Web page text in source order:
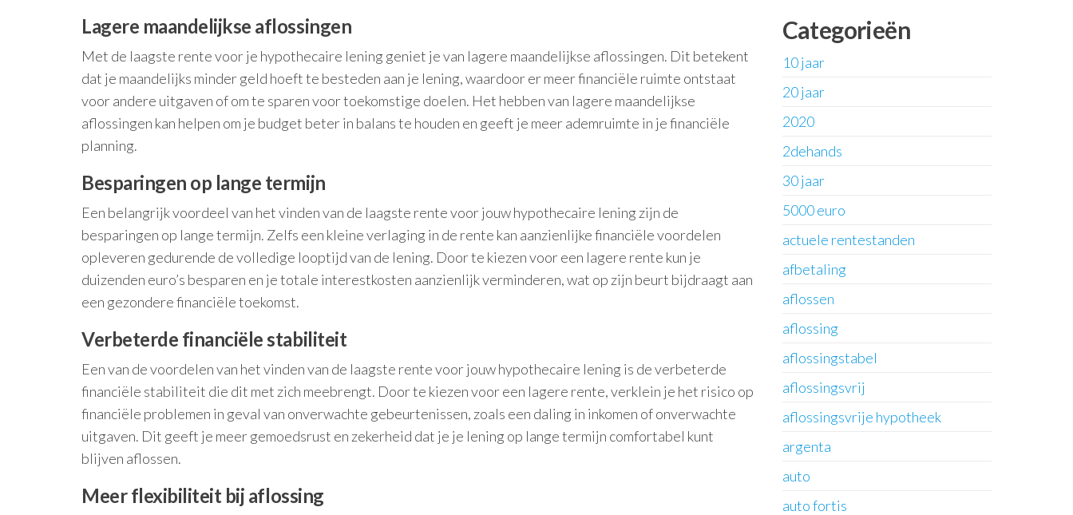
Lagere maandelijkse aflossingen
Met de laagste rente voor je hypothecaire lening geniet je van lagere maandelijkse aflossingen. Dit betekent
dat je maandelijks minder geld hoeft te besteden aan je lening, waardoor er meer financiële ruimte ontstaat
voor andere uitgaven of om te sparen voor toekomstige doelen. Het hebben van lagere maandelijkse
aflossingen kan helpen om je budget beter in balans te houden en geeft je meer ademruimte in je financiële
planning.
Besparingen op lange termijn
Een belangrijk voordeel van het vinden van de laagste rente voor jouw hypothecaire lening zijn de
besparingen op lange termijn. Zelfs een kleine verlaging in de rente kan aanzienlijke financiële voordelen
opleveren gedurende de volledige looptijd van de lening. Door te kiezen voor een lagere rente kun je
duizenden euro’s besparen en je totale interestkosten aanzienlijk verminderen, wat op zijn beurt bijdraagt aan
een gezondere financiële toekomst.
Verbeterde financiële stabiliteit
Een van de voordelen van het vinden van de laagste rente voor jouw hypothecaire lening is de verbeterde
financiële stabiliteit die dit met zich meebrengt. Door te kiezen voor een lagere rente, verklein je het risico op
financiële problemen in geval van onverwachte gebeurtenissen, zoals een daling in inkomen of onverwachte
uitgaven. Dit geeft je meer gemoedsrust en zekerheid dat je je lening op lange termijn comfortabel kunt
blijven aflossen.
Meer flexibiliteit bij aflossing
Categorieën
10 jaar
20 jaar
2020
2dehands
30 jaar
5000 euro
actuele rentestanden
afbetaling
aflossen
aflossing
aflossingstabel
aflossingsvrij
aflossingsvrije hypotheek
argenta
auto
auto fortis